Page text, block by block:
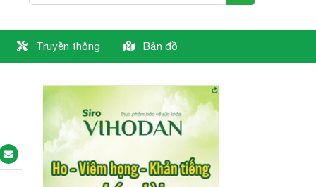
Truyền thông Bản đồ